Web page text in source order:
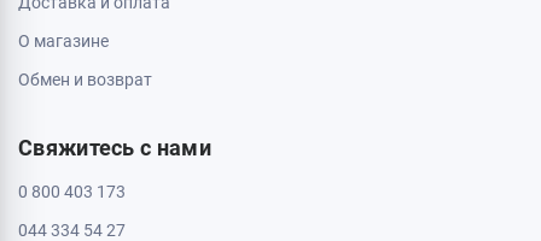
Полтава, 36000, ул. Небесной Сотни 2
Пн - Вс: с 10:00 до 20:00
ТРЦ Депот, 2 этаж
Черкассы, 18005, бул. Шевченка, 195
Информация